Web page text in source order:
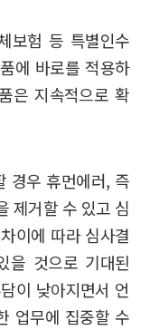
보험 등 특별인수
에 바로를 적용하
은 지속적으로 확
경우 휴먼에러, 즉
제거할 수 있고 심
이에 따라 심사결
을 것으로 기대된
이 낮아지면서 언
업무에 집중할 수